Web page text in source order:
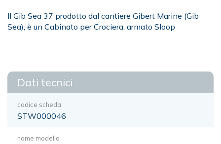
Il Gib Sea 37 prodotto dal cantiere Gibert Marine (Gib
Sea), è un Cabinato per Crociera, armato Sloop
Dati tecnici
codice scheda
STW000046
nome modello